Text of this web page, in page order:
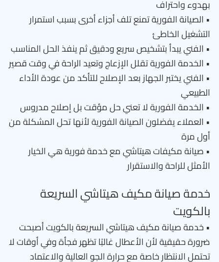
بهدوء واحتراف
• الصيانة الفورية تمنع تلف أجزاء أخرى بسبب استمرار
التشغيل الخاطئ
• الفني يبدأ بتشخيص سريع ودقيق ثم ينفذ الحل المناسب
• الخدمة الفورية تقلل الإزعاج وتعيد الراحة في وقت قصير
• الفني يختبر الجهاز بعد الإصلاح للتأكد من عودة الأداء
الطبيعي
• الخدمة الفورية لا تعني حل مؤقت بل إصلاح مدروس
• العملاء يفضلون الصيانة الفورية لأنها تحل المشكلة من
أول مرة
• صيانة مكيفات هيتاشي مع خدمة فورية هي الخيار
الأمثل للراحة والاستقرار
خدمة صيانة مكيف هيتاشي السريعة
بالكويت
• خدمة صيانة مكيف هيتاشي السريعة بالكويت أصبحت
ضرورة حقيقية لأن الأعطال غالبًا تظهر فجأة وفي أوقات لا
تحتمل الانتظار خاصة مع حرارة الجو العالية والاعتماد